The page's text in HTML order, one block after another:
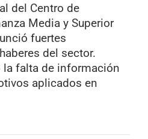
del Centro de
Media y Superior
fuertes
del sector.
falta de información
aplicados en